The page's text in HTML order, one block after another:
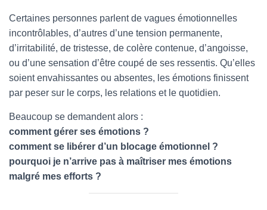
Certaines personnes parlent de vagues émotionnelles
incontrôlables, d’autres d’une tension permanente,
d’irritabilité, de tristesse, de colère contenue, d’angoisse,
ou d’une sensation d’être coupé de ses ressentis. Qu’elles
soient envahissantes ou absentes, les émotions finissent
par peser sur le corps, les relations et le quotidien.
Beaucoup se demandent alors :
comment gérer ses émotions ?
comment se libérer d’un blocage émotionnel ?
pourquoi je n’arrive pas à maîtriser mes émotions
malgré mes efforts ?